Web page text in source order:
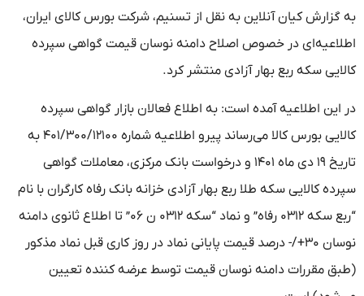
به گزارش کیان آنلاین به نقل از تسنیم، شرکت بورس کالای ایران،
اطلاعیه‌ای در خصوص اصلاح دامنه نوسان قیمت گواهی سپرده
کالایی سکه ربع بهار آزادی منتشر کرد.
در این اطلاعیه آمده است: به اطلاع فعالان بازار گواهی سپرده
کالایی بورس کالا می‌رساند پیرو اطلاعیه شماره ۴۰۱/۳۰۰/۱۲۱۰۰ به
تاریخ ۱۹ دی ماه ۱۴۰۱ و درخواست بانک مرکزی، معاملات گواهی
سپرده کالایی سکه طلا ربع بهار آزادی خزانه بانک رفاه کارگران با نام
“ربع سکه ۰۳۱۲ رفاه” و نماد “سکه ۰۳۱۲ ن ۰۶” تا اطلاع ثانوی دامنه
نوسان ۳۰+/- درصد قیمت پایانی نماد در روز کاری قبل نماد مذکور
(طبق مقررات دامنه نوسان قیمت توسط عرضه کننده تعیین